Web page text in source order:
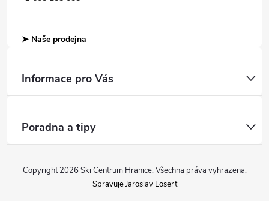
➤ Naše prodejna
Informace pro Vás
Poradna a tipy
Copyright 2026 Ski Centrum Hranice. Všechna práva vyhrazena.
Spravuje Jaroslav Losert